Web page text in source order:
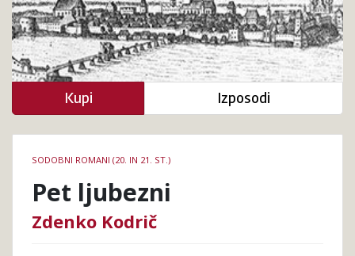
knjige
SODOBNI ROMANI (20. IN 21. ST.)
Pet ljubezni
Zdenko Kodrič
Kupi Izposodi